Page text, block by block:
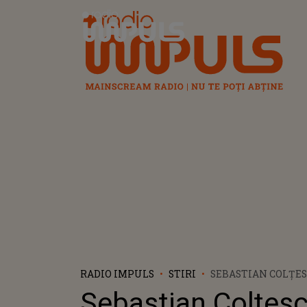
Radio Impuls
RADIO IMPULS STIRI
SEBASTIAN
BARNES DE LA